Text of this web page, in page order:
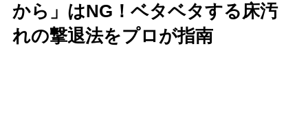
から」はNG！ベタベタする床汚
れの撃退法をプロが指南